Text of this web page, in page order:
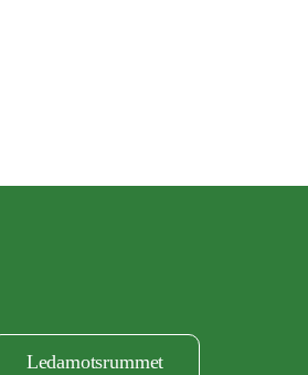
Ledamotsrummet